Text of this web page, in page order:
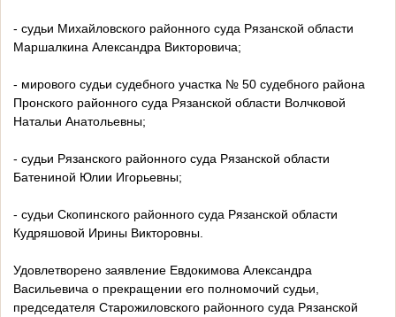
- судьи Михайловского районного суда Рязанской области
Маршалкина Александра Викторовича;
- мирового судьи судебного участка № 50 судебного района
Пронского районного суда Рязанской области Волчковой
Натальи Анатольевны;
- судьи Рязанского районного суда Рязанской области
Батениной Юлии Игорьевны;
- судьи Скопинского районного суда Рязанской области
Кудряшовой Ирины Викторовны.
Удовлетворено заявление Евдокимова Александра
Васильевича о прекращении его полномочий судьи,
председателя Старожиловского районного суда Рязанской